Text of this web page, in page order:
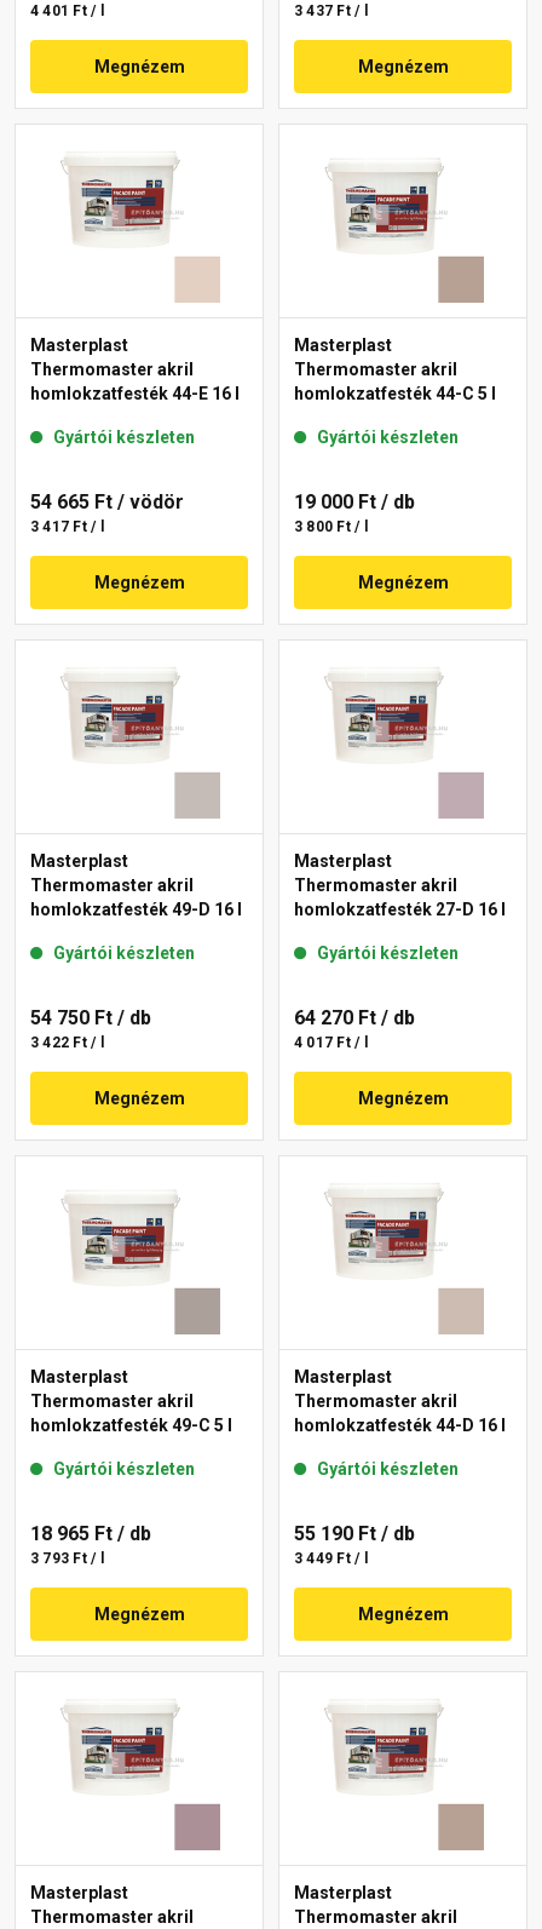
4 401 Ft / l
Megnézem
3 437 Ft / l
Megnézem
Masterplast
Thermomaster akril
homlokzatfesték 44-E 16 l
Gyártói készleten
54 665 Ft / vödör
3 417 Ft / l
Megnézem
Masterplast
Thermomaster akril
homlokzatfesték 44-C 5 l
Gyártói készleten
19 000 Ft / db
3 800 Ft / l
Megnézem
Masterplast
Thermomaster akril
homlokzatfesték 49-D 16 l
Gyártói készleten
54 750 Ft / db
3 422 Ft / l
Megnézem
Masterplast
Thermomaster akril
homlokzatfesték 27-D 16 l
Gyártói készleten
64 270 Ft / db
4 017 Ft / l
Megnézem
Masterplast
Thermomaster akril
homlokzatfesték 49-C 5 l
Gyártói készleten
18 965 Ft / db
3 793 Ft / l
Megnézem
Masterplast
Thermomaster akril
homlokzatfesték 44-D 16 l
Gyártói készleten
55 190 Ft / db
3 449 Ft / l
Megnézem
Masterplast
Thermomaster akril
Masterplast
Thermomaster akril